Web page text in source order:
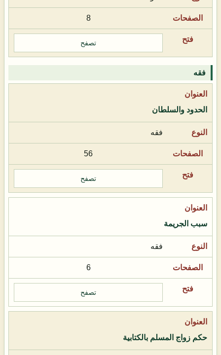
8
تصفح
فقه
الحدود والسلطان
فقه
56
تصفح
سبب الجريمة
فقه
6
تصفح
حكم زواج المسلم بالكتابية